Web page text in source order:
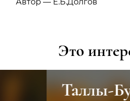
Это
Таллы-Буляк